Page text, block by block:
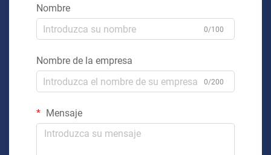
Nombre
0/100
Nombre de la empresa
0/200
Mensaje